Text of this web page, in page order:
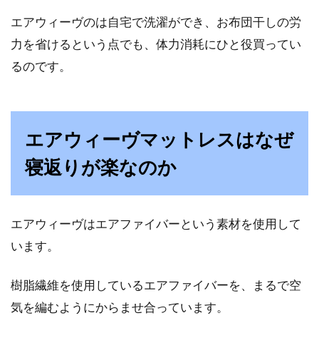
【快眠グッズ特集】プレゼントにぴ
ズ」をお探しの方はいませんか？この記事で
は、最新家電...
心和む空間。昭和レトロな部屋づく
りを人気ブログから学ぶ！
の感じら...
エアウィーヴのは自宅で洗濯ができ、お布団干しの労
力を省けるという点でも、体力消耗にひと役買ってい
るのです。
エアウィーヴマットレスはなぜ
寝返りが楽なのか
エアウィーヴはエアファイバーという素材を使用して
います。
樹脂繊維を使用しているエアファイバーを、まるで空
気を編むようにからませ合っています。